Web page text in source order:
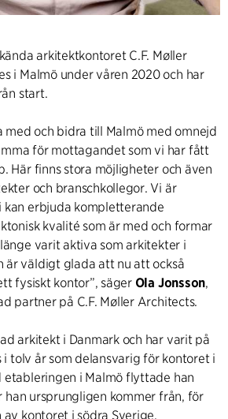
arkitektkontoret C.F. Møller
i Malmö under våren 2020 och har
start.
med och bidra till Malmö med omnejd
för mottagandet som vi har fått
Här finns stora möjligheter och även
och branschkollegor. Vi är
erbjuda kompletterande
kvalité som är med och formar
varit aktiva som arkitekter i
är väldigt glada att nu att också
fysiskt kontor”, säger Ola Jonsson,
partner på C.F. Møller Architects.
arkitekt i Danmark och har varit på
i tolv år som delansvarig för kontoret i
etableringen i Malmö flyttade han
han ursprungligen kommer från, för
kontoret i södra Sverige.